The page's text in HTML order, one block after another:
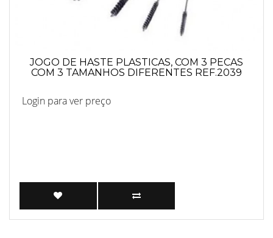
JOGO DE HASTE PLASTICAS, COM 3 PECAS
COM 3 TAMANHOS DIFERENTES REF.2039
Login para ver preço